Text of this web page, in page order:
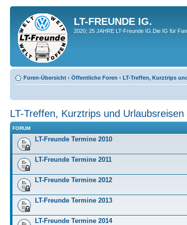
LT-FREUNDE IG.
2020; 25 JAHRE LT-Freunde IG.Die IG für
Foren-Übersicht ‹ Öffentliche Foren ‹ LT-Treffen, Kurztrips
LT-Treffen, Kurztrips und Urlaubsreisen
FORUM
LT-Freunde Termine 2010
LT-Freunde Termine 2011
LT-Freunde Termine 2012
LT-Freunde Termine 2013
LT-Freunde Termine 2014